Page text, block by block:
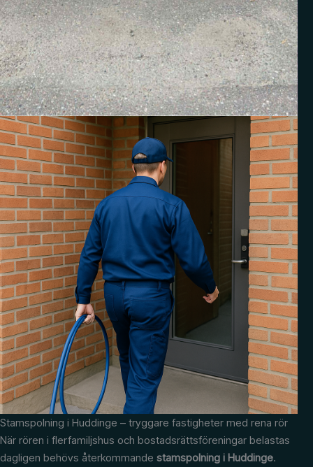
Stamspolning i Huddinge – tryggare fastigheter med rena rör
När rören i flerfamiljshus och bostadsrättsföreningar belastas
dagligen behövs återkommande stamspolning i Huddinge.